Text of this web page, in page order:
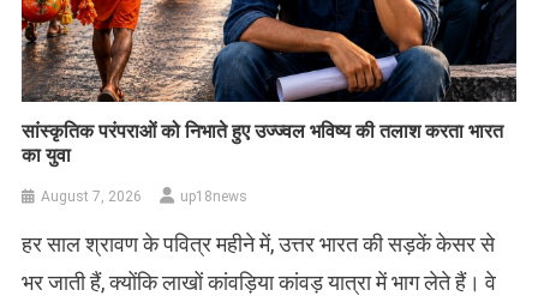
सांस्कृतिक परंपराओं को निभाते हुए उज्ज्वल भविष्य की तलाश करता भारत
का युवा
August 7, 2026 up18news
हर साल श्रावण के पवित्र महीने में, उत्तर भारत की सड़कें केसर से
भर जाती हैं, क्योंकि लाखों कांवड़िया कांवड़ यात्रा में भाग लेते हैं। वे